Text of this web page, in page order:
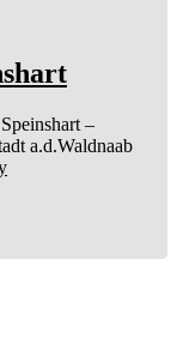
–
a.d.Waldnaab